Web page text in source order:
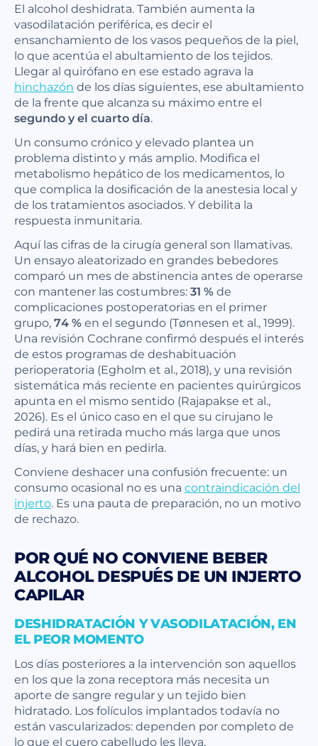
El alcohol deshidrata. También aumenta la
vasodilatación periférica, es decir el
ensanchamiento de los vasos pequeños de la piel,
lo que acentúa el abultamiento de los tejidos.
Llegar al quirófano en ese estado agrava la
hinchazón de los días siguientes, ese abultamiento
de la frente que alcanza su máximo entre el
segundo y el cuarto día.
Un consumo crónico y elevado plantea un
problema distinto y más amplio. Modifica el
metabolismo hepático de los medicamentos, lo
que complica la dosificación de la anestesia local y
de los tratamientos asociados. Y debilita la
respuesta inmunitaria.
Aquí las cifras de la cirugía general son llamativas.
Un ensayo aleatorizado en grandes bebedores
comparó un mes de abstinencia antes de operarse
con mantener las costumbres:31 %de
complicaciones postoperatorias en el primer
grupo,74 %en el segundo (Tønnesen et al., 1999).
Una revisión Cochrane confirmó después el interés
de estos programas de deshabituación
perioperatoria (Egholm et al., 2018), y una revisión
sistemática más reciente en pacientes quirúrgicos
apunta en el mismo sentido (Rajapakse et al.,
2026). Es el único caso en el que su cirujano le
pedirá una retirada mucho más larga que unos
días, y hará bien en pedirla.
Conviene deshacer una confusión frecuente: un
consumo ocasional no es una contraindicación del
injerto. Es una pauta de preparación, no un motivo
de rechazo.
POR QUÉ NO CONVIENE BEBER
ALCOHOL DESPUÉS DE UN INJERTO
CAPILAR
DESHIDRATACIÓN Y VASODILATACIÓN, EN
EL PEOR MOMENTO
Los días posteriores a la intervención son aquellos
en los que la zona receptora más necesita un
aporte de sangre regular y un tejido bien
hidratado. Los folículos implantados todavía no
están vascularizados: dependen por completo de
lo que el cuero cabelludo les lleva.